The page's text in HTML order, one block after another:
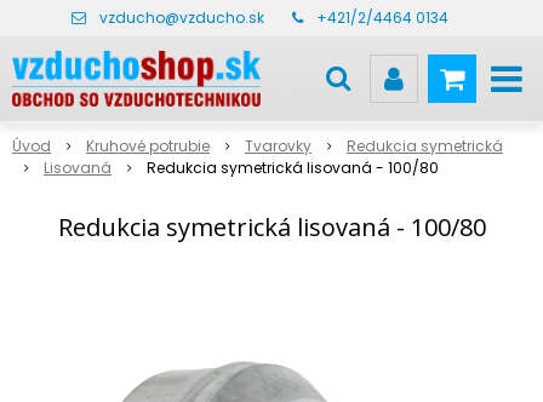
vzducho@vzducho.sk +421/2/4464 0134
Úvod Kruhové potrubie Tvarovky
Redukcia symetrická
Lisovaná
Redukcia symetrická lisovaná - 100/80
Redukcia symetrická lisovaná - 100/80